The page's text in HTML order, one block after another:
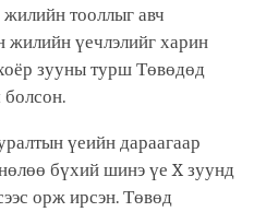
тооллыг авч
жилийн үечлэлийг харин
зууны турш Төвөдөд
болсон.
үеийн дараагаар
бүхий шинэ үе X зуунд
орж ирсэн. Төвөд